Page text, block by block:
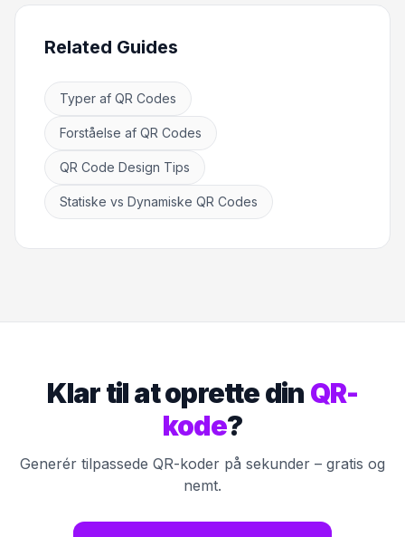
Related Guides
Typer af QR Codes
Forståelse af QR Codes
QR Code Design Tips
Statiske vs Dynamiske QR Codes
Klar til at oprette din QR-
kode?
Generér tilpassede QR-koder på sekunder – gratis og
nemt.